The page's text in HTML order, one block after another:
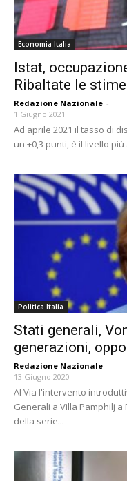
Economia Italia
Istat,
Ribaltate le
Redazione Nazionale -
1 Giugno 2021
Ad aprile 2021 il tasso di
un +0,3 punti, è il livello
Politica Italia
Stati generali,
generazioni,
Redazione Nazionale -
13 Giugno 2020
Al Via l'intervento
Generali a Villa Pamphilj
della serie...